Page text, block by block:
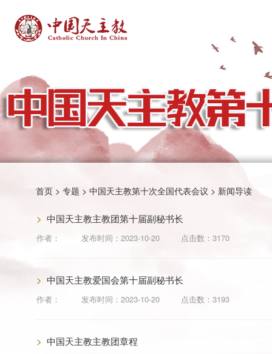
首页 > 专题 > 中国天主教第十次全国代表会议 > 新闻导读
> 中国天主教主教团第十届副秘书长
作者： 发布时间： 2023-10-20 点击数：3170
> 中国天主教爱国会第十届副秘书长
作者： 发布时间： 2023-10-20 点击数：3193
> 中国天主教主教团章程